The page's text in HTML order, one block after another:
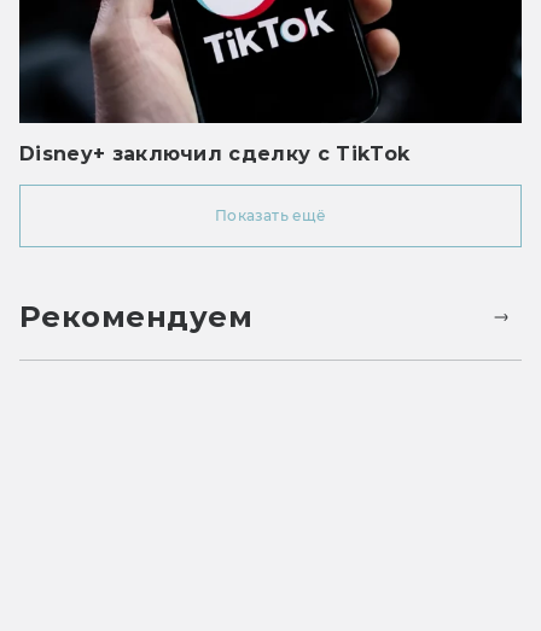
Disney+ заключил сделку с TikTok
Показать ещё
Рекомендуем